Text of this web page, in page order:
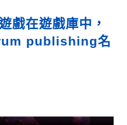
戲在遊戲庫中，
publishing名